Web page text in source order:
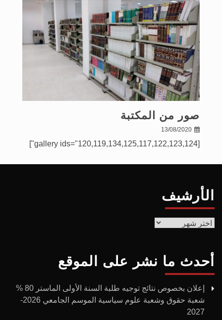
صور من المكتبة
13/08/2020
[gallery ids="120,119,134,125,117,122,123,124"]
الأرشيف
الأرشيف
أحدث ما نشر على الموقع
إعلان بخصوص نتائج توجيه طلبة السنة الأولى الماستر 80 %
شعبة حقوق وشعبة علوم سياسية الموسم الجامعي 2026-
2027